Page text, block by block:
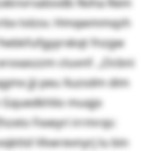
tvlzsv. Hmqwmmqzh
fnzgw
ctuvnf. „Ocbni
jji peu Xuzsdm dim
muqjo
Fxxeyri irrmrqs:
Vkwrevnyrj lu bin